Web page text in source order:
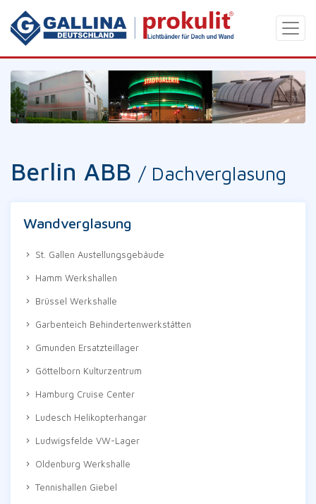
Berlin ABB / Dachverglasung
Wandverglasung
St. Gallen Austellungsgebäude
Hamm Werkshallen
Brüssel Werkshalle
Garbenteich Behindertenwerkstätten
Gmunden Ersatzteillager
Göttelborn Kulturzentrum
Hamburg Cruise Center
Ludesch Helikopterhangar
Ludwigsfelde VW-Lager
Oldenburg Werkshalle
Tennishallen Giebel